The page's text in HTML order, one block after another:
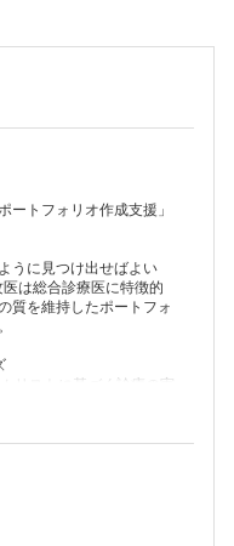
どうしたらいいでしょう？
ーション
レーマーで困っています
者とのコミュニケーション／
るんだけれど...
か？あとは保健師が...
すか？
／業務改善
／チームワーク
いと考えているのですが
どうすればいいんだろう？
人はどれくらいいるんだろ
ートフォリオ作成支援」
うに見つけ出せばよい
は総合診療医に特徴的
質を維持したポートフォ
リストに基づく診療の実
え学ぶか 工夫と実例